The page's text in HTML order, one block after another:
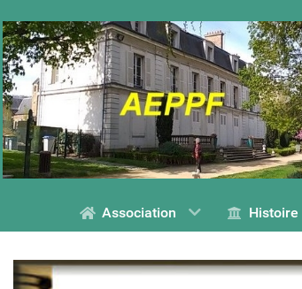
Association Histoire